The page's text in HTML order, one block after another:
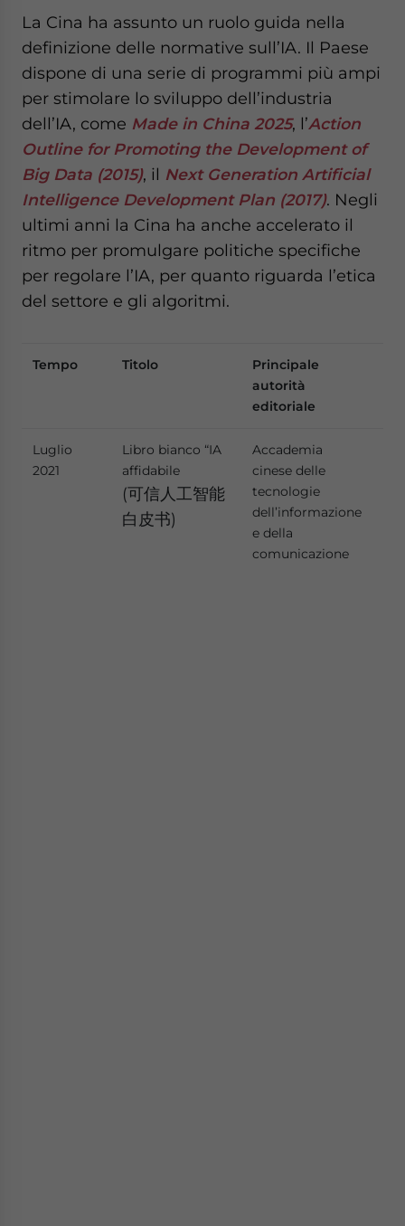
La Cina ha assunto un ruolo guida nella
definizione delle normative sull’IA. Il Paese
dispone di una serie di programmi più ampi
per stimolare lo sviluppo dell’industria
dell’IA, come Made in China 2025, l’Action
Outline for Promoting the Development of
Big Data (2015), il Next Generation Artificial
Intelligence Development Plan (2017). Negli
ultimi anni la Cina ha anche accelerato il
ritmo per promulgare politiche specifiche
per regolare l’IA, per quanto riguarda l’etica
del settore e gli algoritmi.
Tempo Titolo
Principale
autorità
editoriale
Luglio
2021
Libro bianco “IA
affidabile
(可信人工智能
白皮书)
Accademia
cinese delle
tecnologie
dell’informazione
e della
comunicazione